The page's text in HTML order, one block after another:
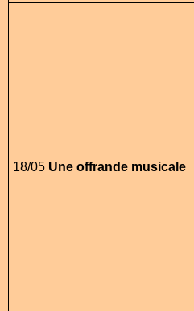
18/05 Une offrande musicale